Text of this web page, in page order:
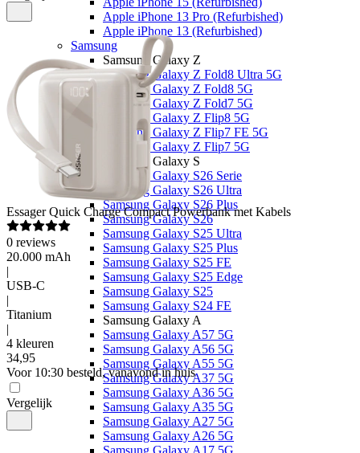
Apple iPhone 13 Pro (Refurbished)
Apple iPhone 13 (Refurbished)
Samsung
Samsung Galaxy Z
Samsung Galaxy Z Fold8 Ultra 5G
Samsung Galaxy Z Fold8 5G
Samsung Galaxy Z Fold7 5G
Samsung Galaxy Z Flip8 5G
Samsung Galaxy Z Flip7 FE 5G
Samsung Galaxy Z Flip7 5G
Samsung Galaxy S
Samsung Galaxy S26 Serie
Samsung Galaxy S26 Ultra
Samsung Galaxy S26 Plus
Samsung Galaxy S26
Samsung Galaxy S25 Ultra
Samsung Galaxy S25 Plus
Samsung Galaxy S25 FE
Samsung Galaxy S25 Edge
Samsung Galaxy S25
Samsung Galaxy S24 FE
Samsung Galaxy A
Samsung Galaxy A57 5G
Samsung Galaxy A56 5G
Samsung Galaxy A55 5G
Samsung Galaxy A37 5G
Samsung Galaxy A36 5G
Samsung Galaxy A35 5G
Samsung Galaxy A27 5G
Samsung Galaxy A26 5G
Samsung Galaxy A17 5G
Essager Quick Charge Compact Powerbank met Kabels
0 reviews
20.000 mAh
|
USB-C
|
Titanium
|
4 kleuren
34,95
Voor 10:30 besteld, vanavond in huis
Vergelijk